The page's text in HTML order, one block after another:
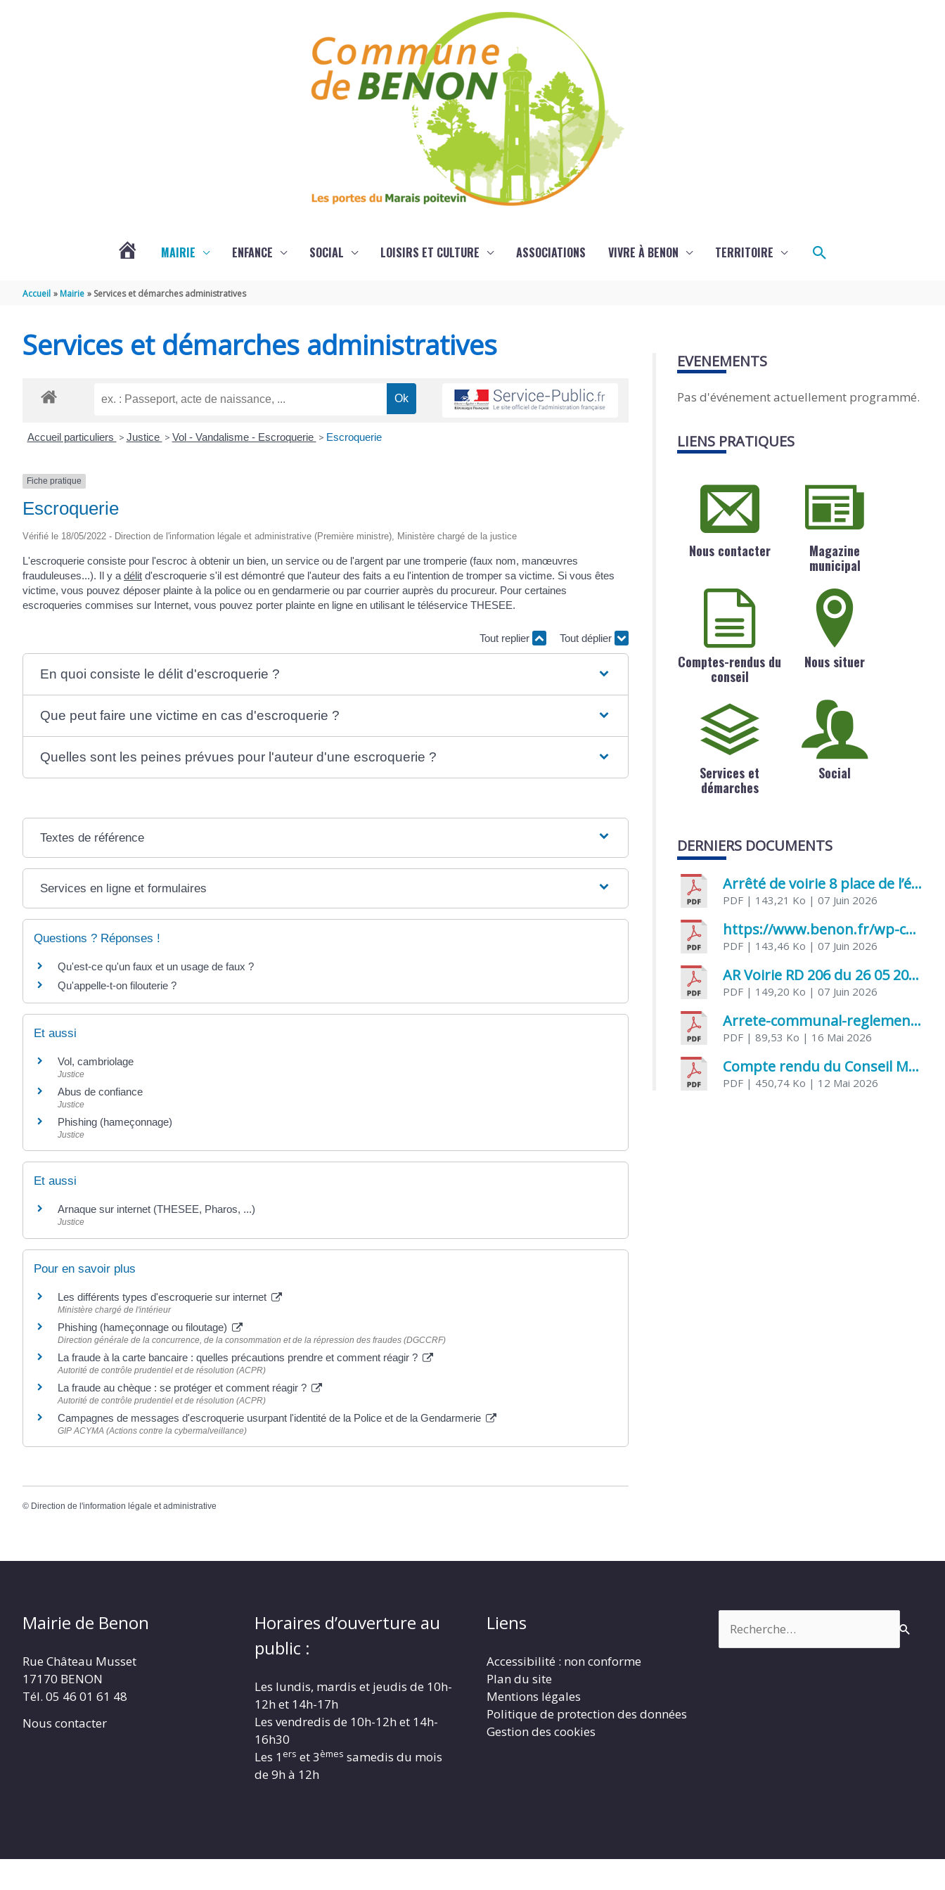
MAIRIE ENFANCE SOCIAL LOISIRS ET CULTURE ASSOCIATIONS VIVRE À BENON TERRITOIRE Rechercher
Accueil Mairie Services et démarches administratives
Services et démarches administratives
Accueil particuliers > Justice > Vol - Vandalisme - Escroquerie > Escroquerie
Fiche pratique
Escroquerie
Vérifié le 18/05/2022 - Direction de l'information légale et administrative (Première ministre), Ministère chargé de la justice
L'escroquerie consiste pour l'escroc à obtenir un bien, un service ou de l'argent par une tromperie (faux nom, manœuvres
frauduleuses...). Il y a délit d'escroquerie s'il est démontré que l'auteur des faits a eu l'intention de tromper sa victime. Si vous êtes
victime, vous pouvez déposer plainte à la police ou en gendarmerie ou par courrier auprès du procureur. Pour certaines
escroqueries commises sur Internet, vous pouvez porter plainte en ligne en utilisant le téléservice THESEE.
Tout replier Tout déplier
En quoi consiste le délit d'escroquerie ?
Que peut faire une victime en cas d'escroquerie ?
Quelles sont les peines prévues pour l'auteur d'une escroquerie ?
Textes de référence
Services en ligne et formulaires
Questions ? Réponses !
Qu'est-ce qu'un faux et un usage de faux ?
Qu'appelle-t-on filouterie ?
Et aussi
Vol, cambriolage
Justice
Abus de confiance
Justice
Phishing (hameçonnage)
Justice
Et aussi
Arnaque sur internet (THESEE, Pharos, ...)
Justice
Pour en savoir plus
Les différents types d'escroquerie sur internet
Ministère chargé de l'intérieur
Phishing (hameçonnage ou filoutage)
Direction générale de la concurrence, de la consommation et de la répression des fraudes (DGCCRF)
La fraude à la carte bancaire : quelles précautions prendre et comment réagir ?
Autorité de contrôle prudentiel et de résolution (ACPR)
La fraude au chèque : se protéger et comment réagir ?
Autorité de contrôle prudentiel et de résolution (ACPR)
Campagnes de messages d'escroquerie usurpant l'identité de la Police et de la Gendarmerie
GIP ACYMA (Actions contre la cybermalveillance)
© Direction de l'information légale et administrative
EVENEMENTS
Pas d'événement actuellement programmé.
LIENS PRATIQUES
Nous contacter
Magazine
municipal
Comptes-rendus du
conseil
Nous situer
Services et
démarches
Social
DERNIERS DOCUMENTS
Arrêté de voirie 8 place de l’église 17170 Benon
PDF | 143,21 Ko | 07 Juin 2026
https://www.benon.fr/wp-content/uploads/2026/06/AR-Voirie-Chemin-de-Lafond-du-26-05-2026.pdf
PDF | 143,46 Ko | 07 Juin 2026
AR Voirie RD 206 du 26 05 2026
PDF | 149,20 Ko | 07 Juin 2026
Arrete-communal-reglemenatnt-des-bruits-de-voisinage-et-des-activites-bruyantes
PDF | 89,53 Ko | 16 Mai 2026
Compte rendu du Conseil Municipal du 06 mai 2026
PDF | 450,74 Ko | 12 Mai 2026
Mairie de Benon
Rue Château Musset
17170 BENON
Tél. 05 46 01 61 48
Nous contacter
Horaires d’ouverture au
public :
Les lundis, mardis et jeudis de 10h-
12h et 14h-17h
Les vendredis de 10h-12h et 14h-
16h30
Les 1 ers et 3èmes samedis du mois
de 9h à 12h
Liens
Accessibilité : non conforme
Plan du site
Mentions légales
Politique de protection des données
Gestion des cookies